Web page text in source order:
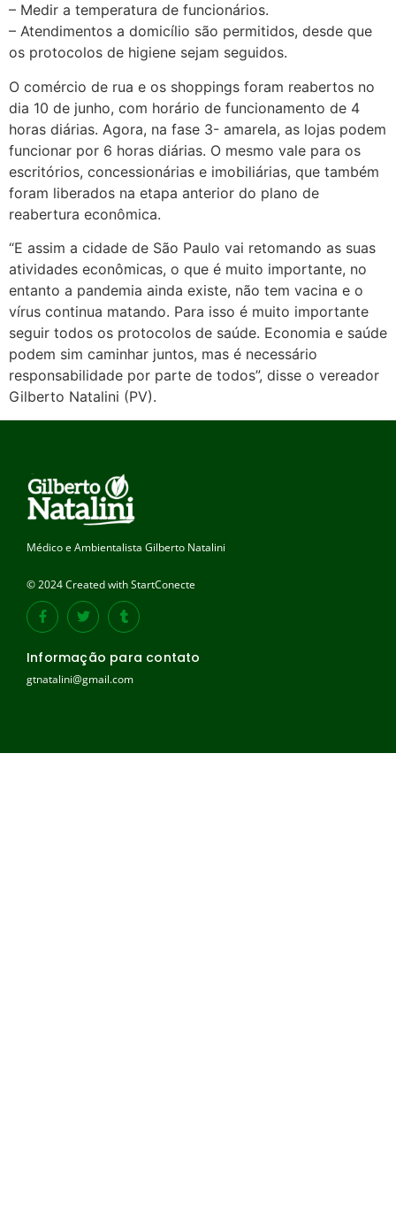
– Medir a temperatura de funcionários.
– Atendimentos a domicílio são permitidos, desde que
os protocolos de higiene sejam seguidos.
O comércio de rua e os shoppings foram reabertos no
dia 10 de junho, com horário de funcionamento de 4
horas diárias. Agora, na fase 3- amarela, as lojas podem
funcionar por 6 horas diárias. O mesmo vale para os
escritórios, concessionárias e imobiliárias, que também
foram liberados na etapa anterior do plano de
reabertura econômica.
“E assim a cidade de São Paulo vai retomando as suas
atividades econômicas, o que é muito importante, no
entanto a pandemia ainda existe, não tem vacina e o
vírus continua matando. Para isso é muito importante
seguir todos os protocolos de saúde. Economia e saúde
podem sim caminhar juntos, mas é necessário
responsabilidade por parte de todos”, disse o vereador
Gilberto Natalini (PV).
Médico e Ambientalista Gilberto Natalini
© 2024 Created with StartConecte
Informação para contato
gtnatalini@gmail.com